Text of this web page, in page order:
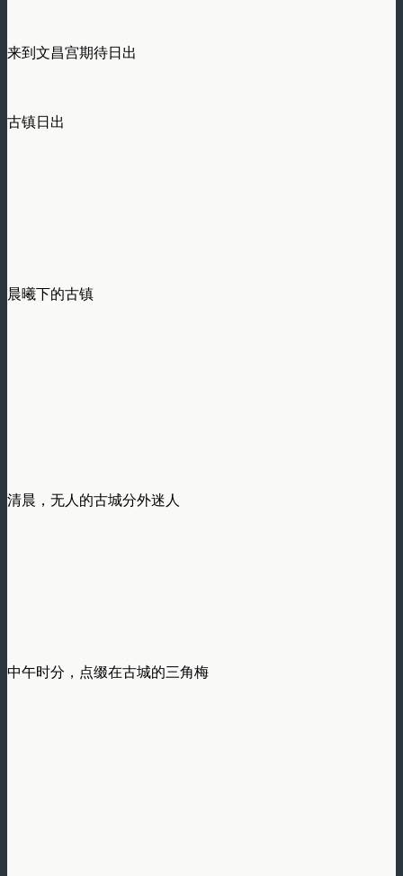
来到文昌宫期待日出
古镇日出
晨曦下的古镇
清晨，无人的古城分外迷人
中午时分，点缀在古城的三角梅